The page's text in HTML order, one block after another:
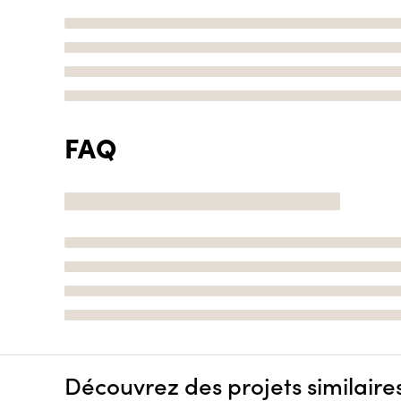
FAQ
Découvrez des projets